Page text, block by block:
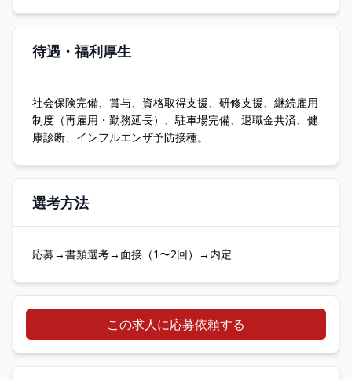
待遇・福利厚生
社会保険完備、賞与、資格取得支援、研修支援、継続雇用
制度（再雇用・勤務延長）、駐車場完備、退職金共済、健
康診断、インフルエンザ予防接種。
選考方法
応募→書類選考→面接（1〜2回）→内定
この求人に応募依頼する